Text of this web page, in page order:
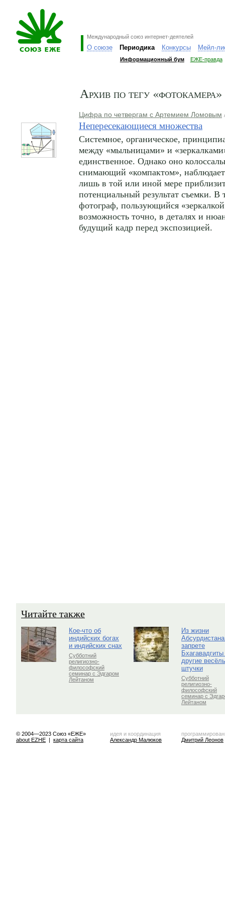
Международный союз интернет-деятелей
О союзе Периодика Конкурсы Мейл-
Информационный бум ЕЖЕ-правда
Архив по тегу «фотокамера»
Цифра по четвергам с Артемием Ломовым
Непересекающиеся множества
Системное, органическое,
между «мыльницами» и
единственное. Однако оно
снимающий «компактом», наблюдает
лишь в той или иной мере
потенциальный результат съемки. В
фотограф, пользующийся
возможность точно, в деталях и
будущий кадр перед экспозицией.
Читайте также
Кое-что об
индийских богах
и индийских снах
Субботний
религиозно-
философский
семинар с Эдгаром
Лейтаном
Из жизни
запрете
Бхагавадгиты
другие
штучки
Субботний
религиозно-
философский
семинар с
Лейтаном
© 2004—2023 Союз «ЕЖЕ»
about EZHE | карта сайта
идея и координация
Александр Малюков
Дмитрий Леонов